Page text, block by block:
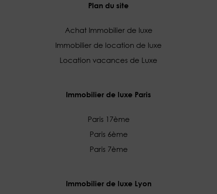
Plan du site
Achat Immobilier de luxe
Immobilier de location de luxe
Location vacances de Luxe
Immobilier de luxe Paris
Paris 17ème
Paris 6ème
Paris 7ème
Immobilier de luxe Lyon